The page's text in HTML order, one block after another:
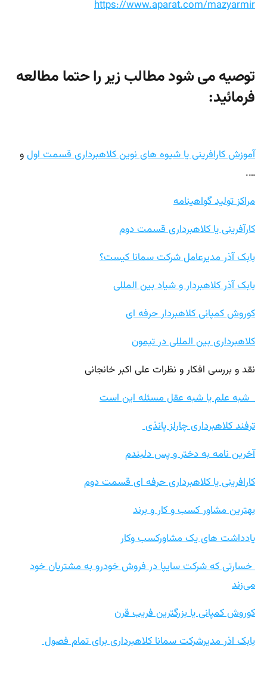
https://www.aparat.com/mazyarmir
توصیه می شود مطالب زیر را حتما مطالعه
فرمائید:
آموزش کارافرینی یا شیوه های نوین کلاهبرداری قسمت اولو
….
مراکز تولید گواهینامه
کارآفرینی یا کلاهبرداری قسمت دوم
بابک آذر مدیرعامل شرکت سمانا کیست؟
بابک آذر کلاهبردار و شیاد بین المللی
کوروش کمپانی کلاهبردار حرفه ای
کلاهبرداری بین المللی در تیمون
نقد و بررسی افکار و نظرات علی اکبر خانجانی
شبه علم یا شبه عقل مسئله این است
ترفند کلاهبرداری چارلز پانذی
آخرین نامه به دختر و پس دلبندم
کارافرینی یا کلاهبرداری حرفه ای قسمت دوم
بهترین مشاور کسب و کار و برند
یادداشت های یک مشاورکسب وکار
خسارتی که شرکت سایپا در فروش خودرو به مشتریان خود
می‌زند
کوروش کمپانی یا بزرگترین فریب قرن
بابک اذر مدیرشرکت سمانا کلاهبرداری برای تمام فصول